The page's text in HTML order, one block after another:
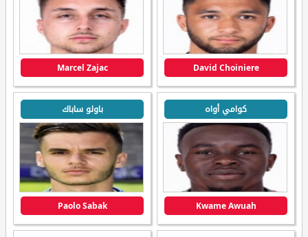
David Choiniere
Marcel Zajac
كوامي أواه
Kwame Awuah
باولو ساباك
Paolo Sabak